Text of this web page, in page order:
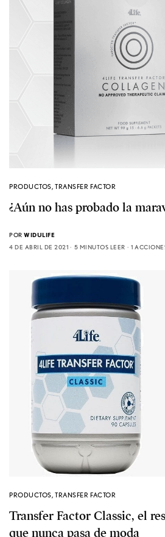
PRODUCTOS,TRANSFER FACTOR
¿Aún no has probado la
POR WIDULIFE
4 DE ABRIL DE 2021
5 MINUTOS LEER 1
PRODUCTOS,TRANSFER FACTOR
Transfer Factor Classic, el
que nunca pasa de moda